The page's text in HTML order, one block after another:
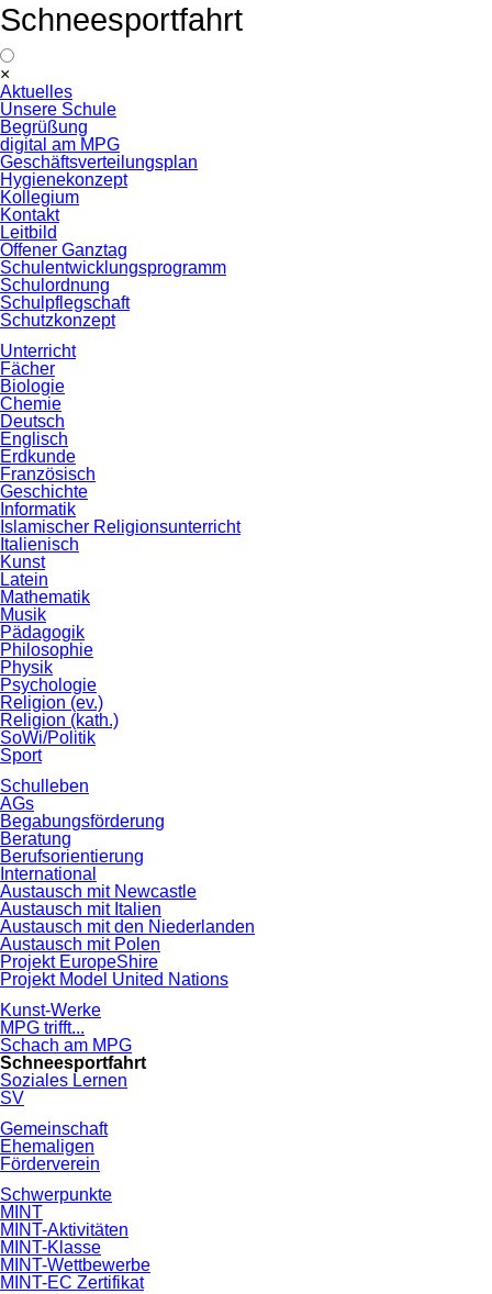
Schneesportfahrt
×
überspringen
Aktuelles
Unsere Schule
Begrüßung
digital am MPG
Geschäftsverteilungsplan
Hygienekonzept
Kollegium
Kontakt
Leitbild
Offener Ganztag
Schulentwicklungsprogramm
Schulordnung
Schulpflegschaft
Schutzkonzept
Unterricht
Fächer
Biologie
Chemie
Deutsch
Englisch
Erdkunde
Französisch
Geschichte
Informatik
Islamischer Religionsunterricht
Italienisch
Kunst
Latein
Mathematik
Musik
Pädagogik
Philosophie
Physik
Psychologie
Religion (ev.)
Religion (kath.)
SoWi/Politik
Sport
Schulleben
AGs
Begabungsförderung
Beratung
Berufsorientierung
International
Austausch mit Newcastle
Austausch mit Italien
Austausch mit den Niederlanden
Austausch mit Polen
Projekt EuropeShire
Projekt Model United Nations
Kunst-Werke
MPG trifft...
Schach am MPG
Schneesportfahrt
Soziales Lernen
SV
Gemeinschaft
Ehemaligen
Förderverein
Schwerpunkte
MINT
MINT-Aktivitäten
MINT-Klasse
MINT-Wettbewerbe
MINT-EC Zertifikat